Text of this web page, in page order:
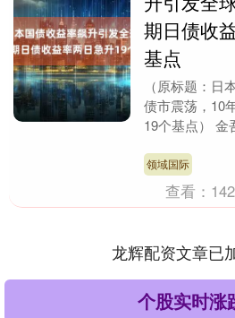
期日债收
基点
（原标题：日
债市震荡，10
19个基点） 金
应。日本10年....
领域国际
查看： 142
龙辉配资文章已
个股实时涨